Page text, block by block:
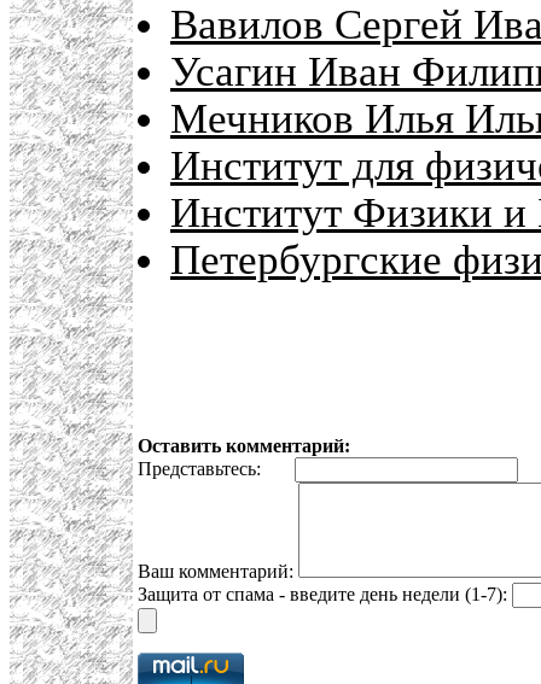
Вавилов Сергей
Усагин Иван
Мечников Илья
Институт для
Институт Физики
Петербургские
Оставить комментарий:
Представьтесь:
Ваш комментарий:
Защита от спама - введите день недели (1-7):